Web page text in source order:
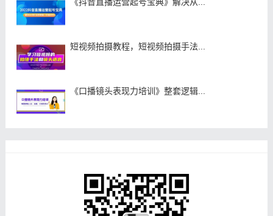
短视频拍摄教程，短视频拍摄手法...
《口播镜头表现力培训》整套逻辑...